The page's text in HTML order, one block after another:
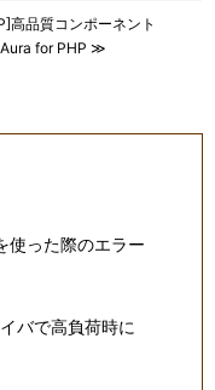
高品質コンポーネント
for PHP ≫
使った際のエラー
バで高負荷時に